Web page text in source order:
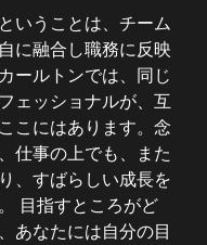
いうことは、チーム
に融合し職務に反映
ールトンでは、同じ
ェッショナルが、互
こにはあります。念
仕事の上でも、また
、すばらしい成長を
目指すところがど
あなたには自分の目